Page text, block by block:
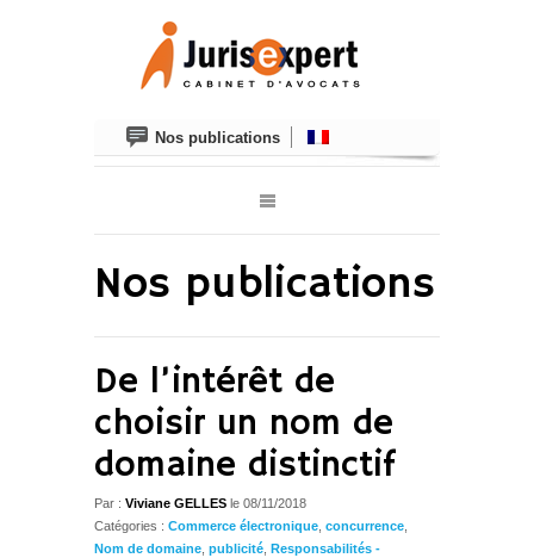
Nos publications
Nos publications
De l’intérêt de
choisir un nom de
domaine distinctif
Par : Viviane GELLES le 08/11/2018
Catégories : Commerce électronique concurrence
Nom de domaine publicité Responsabilités -